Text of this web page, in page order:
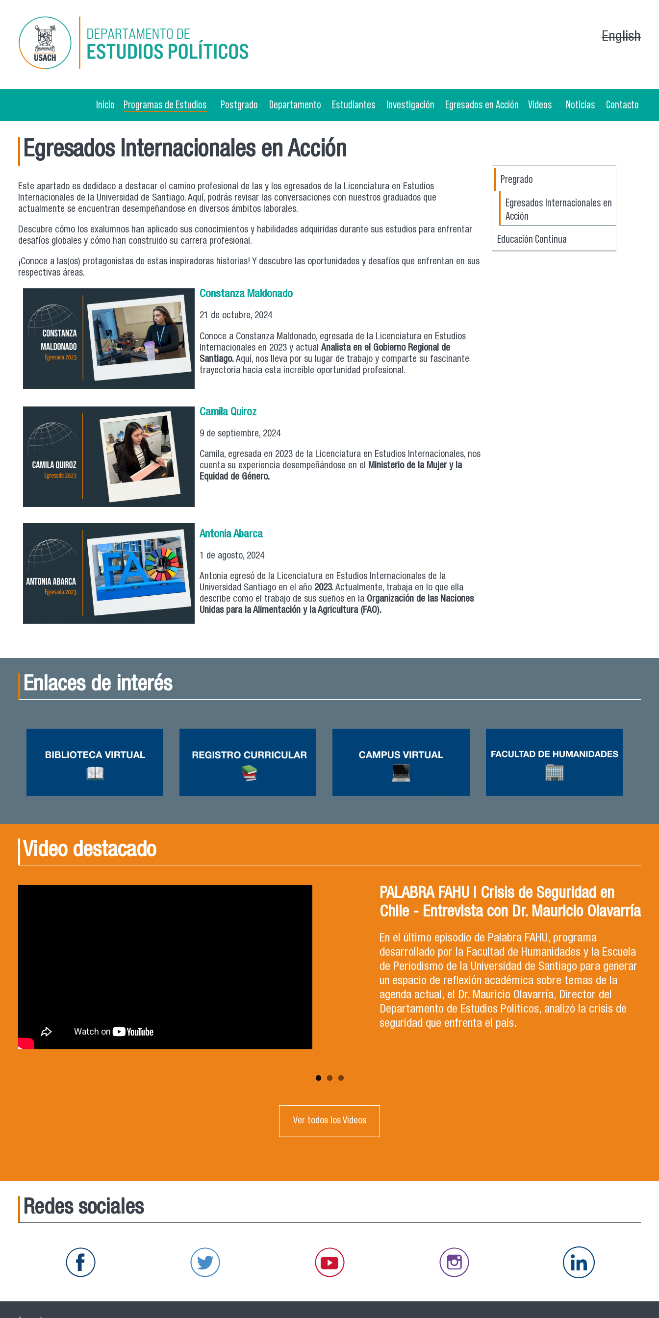
English
Inicio Programas de Estudios Postgrado Departamento Estudiantes Investigación Egresados en Acción Videos Noticias Contacto
Pregrado
Egresados Internacionales en
Acción
Educación Continua
Egresados Internacionales en Acción
Este apartado es dedidaco a destacar el camino profesional de las y los egresados de la Licenciatura en Estudios
Internacionales de la Universidad de Santiago. Aquí, podrás revisar las conversaciones con nuestros graduados que
actualmente se encuentran desempeñandose en diversos ámbitos laborales.
Descubre cómo los exalumnos han aplicado sus conocimientos y habilidades adquiridas durante sus estudios para enfrentar
desafíos globales y cómo han construido su carrera profesional.
¡Conoce a las(os) protagonistas de estas inspiradoras historias! Y descubre las oportunidades y desafíos que enfrentan en sus
respectivas áreas.
Constanza Maldonado
21 de octubre, 2024
Conoce a Constanza Maldonado, egresada de la Licenciatura en Estudios
Internacionales en 2023 y actualAnalista en el Gobierno Regional de
Santiago. Aquí, nos lleva por su lugar de trabajo y comparte su fascinante
trayectoria hacia esta increíble oportunidad profesional.
Camila Quiroz
9 de septiembre, 2024
Camila, egresada en 2023 de la Licenciatura en Estudios Internacionales, nos
cuenta su experiencia desempeñándose en el Ministerio de la Mujer y la
Equidad de Género.
Antonia Abarca
1 de agosto, 2024
Antonia egresó de la Licenciatura en Estudios Internacionales de la
Universidad Santiago en el año 2023. Actualmente, trabaja en lo que ella
describe como el trabajo de sus sueños en la Organización de las Naciones
Unidas para la Alimentación y la Agricultura (FAO).
Enlaces de interés
Video destacado
PALABRA FAHU | Crisis de Seguridad en
Chile - Entrevista con Dr. Mauricio Olavarría
En el último episodio de Palabra FAHU, programa
desarrollado por la Facultad de Humanidades y la Escuela
de Periodismo de la Universidad de Santiago para generar
un espacio de reflexión académica sobre temas de la
agenda actual, el Dr. Mauricio Olavarría, Director del
Departamento de Estudios Políticos, analizó la crisis de
seguridad que enfrenta el país.
Ver todos los Videos
Redes sociales